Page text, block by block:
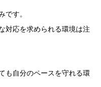
す。
対応を求められる環境は注
も自分のペースを守れる環